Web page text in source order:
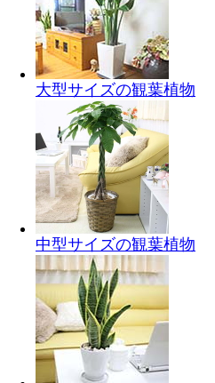
大型サイズの観葉植物
中型サイズの観葉植物